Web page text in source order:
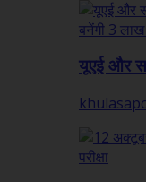
यूएई और